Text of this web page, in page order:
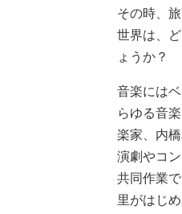
その時、
世界は、
ょうか？
音楽には
らゆる音
楽家、内
演劇やコ
共同作業
里がはじ